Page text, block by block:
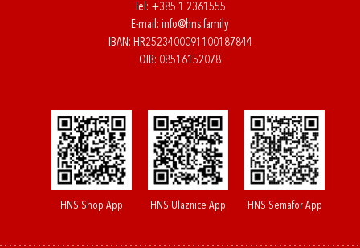
Tel: +385 1 2361555
E-mail: info@hns.family
IBAN: HR2523400091100187844
OIB: 08516152078
HNS Shop App HNS Ulaznice App HNS Semafor App